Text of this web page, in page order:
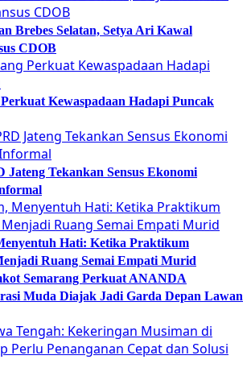
Brebes Selatan, Setya Ari Kawal
CDOB
Kewaspadaan Hadapi Puncak
Jateng Tekankan Sensus Ekonomi
Hati: Ketika Praktikum
Ruang Semai Empati Murid
Semarang Perkuat ANANDA
Muda Diajak Jadi Garda Depan Lawan